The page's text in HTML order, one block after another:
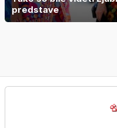
predstave